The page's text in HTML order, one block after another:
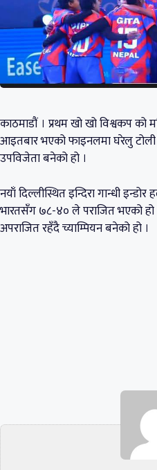
काठमाडौं । प्रथम खो खो विश्वकप
आइतबार भएको फाइनलमा घरेलु
उपविजेता बनेको हो ।
नयाँ दिल्लीस्थित इन्दिरा गान्धी
भारतसँग ७८-४० ले पराजित भएको हो
अपराजित रहँदै च्याम्पियन बनेको हो ।